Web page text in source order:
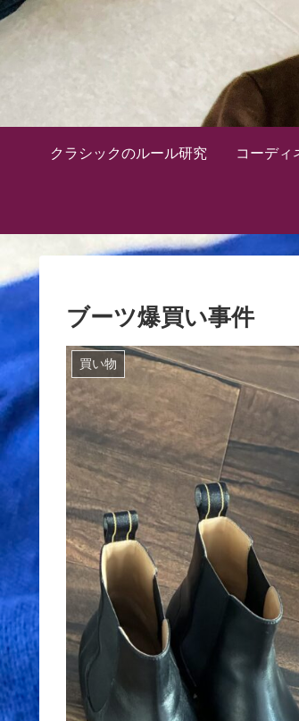
クラシックのルール研究 コーディ
ブーツ爆買い事件
買い物